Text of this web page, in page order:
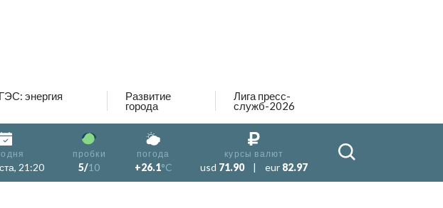
энергия Развитие
города
Лига пресс-
служб-2026
21:20
пробки
5/10
погода
+26.1°C
курсы валют
usd 71.90 | eur 82.97